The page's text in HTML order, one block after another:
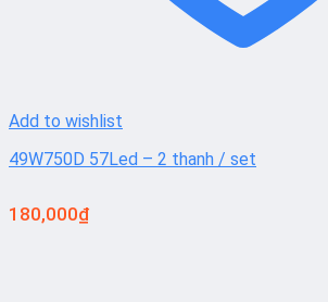
Add to wishlist
49W750D 57Led – 2 thanh / set
180,000₫